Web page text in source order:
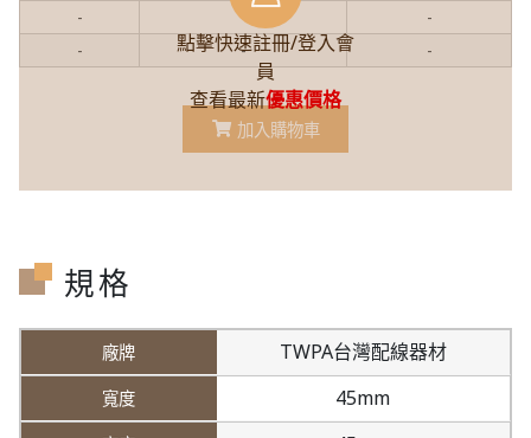
點擊快速註冊/登入會
員
查看最新優惠價格
-
-
-
-
- -
加入購物車
規格
TWPA台灣配線器材
45mm